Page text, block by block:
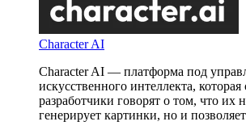
Character AI
Character AI — платформа под
искусственного интеллекта,
разработчики говорят о том, что их
генерирует картинки, но и